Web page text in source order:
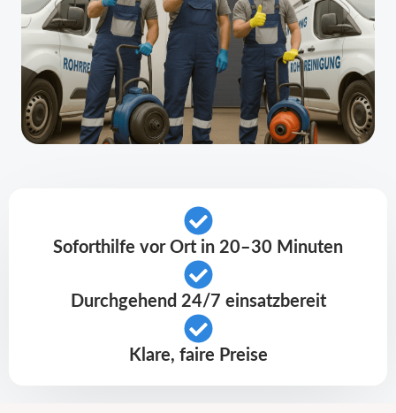
Soforthilfe vor Ort in 20–30 Minuten
Durchgehend 24/7 einsatzbereit
Klare, faire Preise